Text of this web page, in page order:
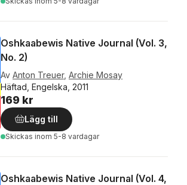
Oshkaabewis Native Journal (Vol. 3,
No. 2)
Av Anton Treuer, Archie Mosay
Häftad, Engelska, 2011
169 kr
Lägg till
Skickas inom 5-8 vardagar
Oshkaabewis Native Journal (Vol. 4,